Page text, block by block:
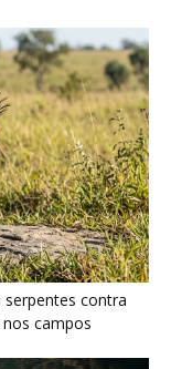
grupo para
de peixes